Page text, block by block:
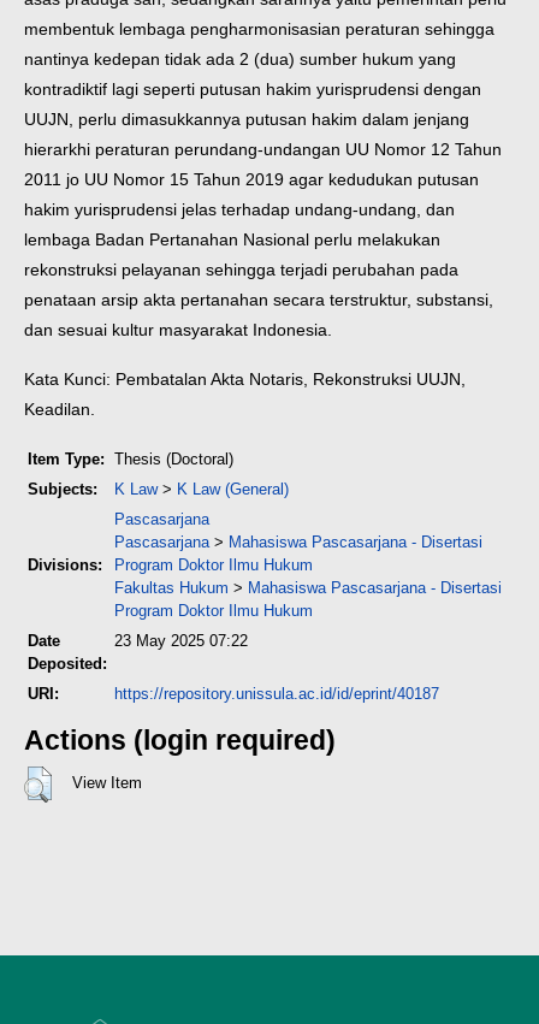
membentuk lembaga pengharmonisasian peraturan sehingga
nantinya kedepan tidak ada 2 (dua) sumber hukum yang
kontradiktif lagi seperti putusan hakim yurisprudensi dengan
UUJN, perlu dimasukkannya putusan hakim dalam jenjang
hierarkhi peraturan perundang-undangan UU Nomor 12 Tahun
2011 jo UU Nomor 15 Tahun 2019 agar kedudukan putusan
hakim yurisprudensi jelas terhadap undang-undang, dan
lembaga Badan Pertanahan Nasional perlu melakukan
rekonstruksi pelayanan sehingga terjadi perubahan pada
penataan arsip akta pertanahan secara terstruktur, substansi,
dan sesuai kultur masyarakat Indonesia.
Kata Kunci: Pembatalan Akta Notaris, Rekonstruksi UUJN,
Keadilan.
Item Type: Thesis (Doctoral)
Subjects:
K Law> K Law (General)
Divisions:
Pascasarjana
Pascasarjana> Mahasiswa Pascasarjana - Disertasi
Program Doktor Ilmu Hukum
Fakultas Hukum > Mahasiswa Pascasarjana - Disertasi
Program Doktor Ilmu Hukum
Date
Deposited:
23 May 2025 07:22
URI: https://repository.unissula.ac.id/id/eprint/40187
Actions (login required)
View Item